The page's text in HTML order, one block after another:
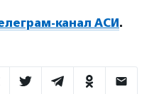
канал АСИ.